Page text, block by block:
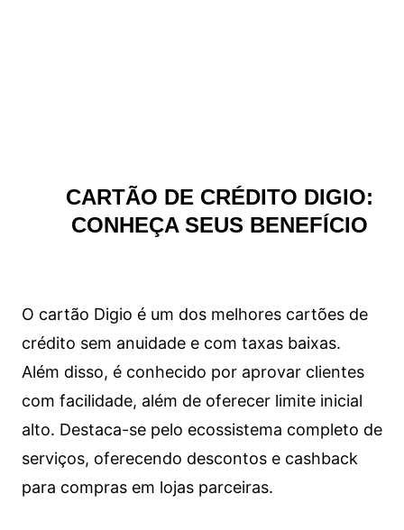
CARTÃO DE CRÉDITO DIGIO:
CONHEÇA SEUS BENEFÍCIO
O cartão Digio é um dos melhores cartões de
crédito sem anuidade e com taxas baixas.
Além disso, é conhecido por aprovar clientes
com facilidade, além de oferecer limite inicial
alto. Destaca-se pelo ecossistema completo de
serviços, oferecendo descontos e cashback
para compras em lojas parceiras.